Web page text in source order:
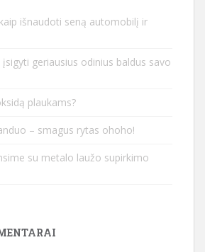
išnaudoti seną automobilį ir
geriausius odinius baldus savo
plaukams?
– smagus rytas ohoho!
su metalo laužo supirkimo